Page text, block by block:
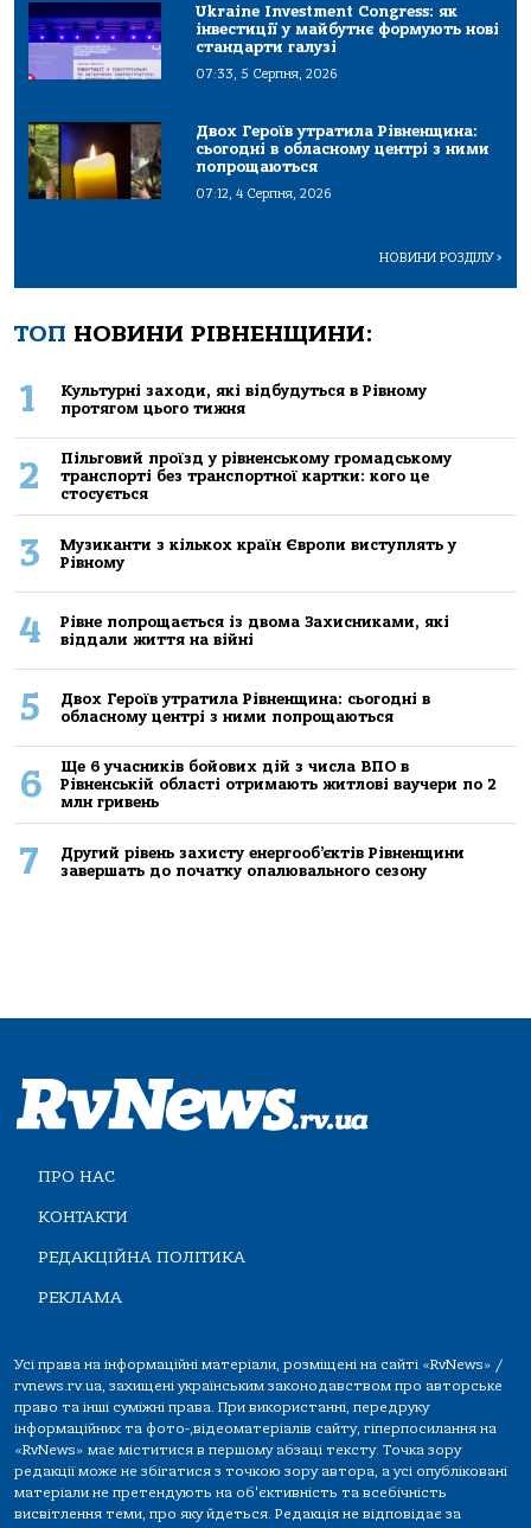
Ukraine Investment Congress: як
інвестиції у майбутнє формують нові
стандарти галузі
07:33, 5 Серпня, 2026
Двох Героїв утратила Рівненщина:
сьогодні в обласному центрі з ними
попрощаються
07:12, 4 Серпня, 2026
НОВИНИ РОЗДІЛУ>
ТОП НОВИНИ РІВНЕНЩИНИ:
1
Культурні заходи, які відбудуться в Рівному
протягом цього тижня
2
Пільговий проїзд у рівненському громадському
транспорті без транспортної картки: кого це
стосується
3
Музиканти з кількох країн Європи виступлять у
Рівному
4
Рівне попрощається із двома Захисниками, які
віддали життя на війні
5
Двох Героїв утратила Рівненщина: сьогодні в
обласному центрі з ними попрощаються
6
Ще 6 учасників бойових дій з числа ВПО в
Рівненській області отримають житлові ваучери по 2
млн гривень
7
Другий рівень захисту енергооб’єктів Рівненщини
завершать до початку опалювального сезону
ПРО НАС
КОНТАКТИ
РЕДАКЦІЙНА ПОЛІТИКА
РЕКЛАМА
Усі права на інформаційні матеріали, розміщені на сайті «RvNews» /
rvnews.rv.ua, захищені українським законодавством про авторське
право та інші суміжні права. При використанні, передруку
інформаційних та фото-,відеоматеріалів сайту, гіперпосилання на
«RvNews» має міститися в першому абзаці тексту. Точка зору
редакції може не збігатися з точкою зору автора, а усі опубліковані
матеріали не претендують на об'єктивність та всебічність
висвітлення теми, про яку йдеться. Редакція не відповідає за